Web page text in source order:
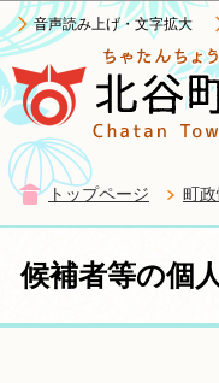
音声読み上げ・文字拡大
トップページ 町
候補者等の個